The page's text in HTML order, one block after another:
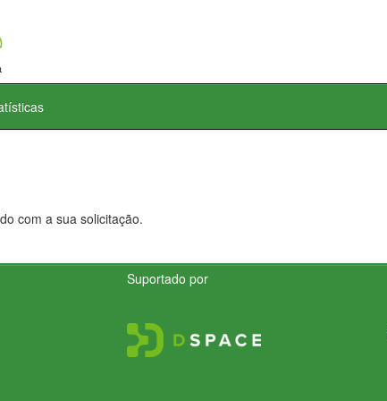
com a sua solicitação.
Suportado por